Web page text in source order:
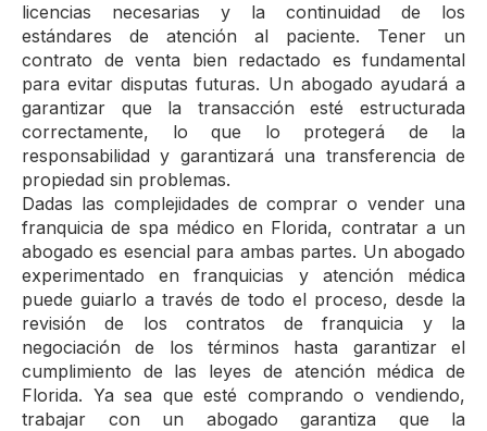
licencias necesarias y la continuidad de los
estándares de atención al paciente. Tener un
contrato de venta bien redactado es fundamental
para evitar disputas futuras. Un abogado ayudará a
garantizar que la transacción esté estructurada
correctamente, lo que lo protegerá de la
responsabilidad y garantizará una transferencia de
propiedad sin problemas.
Dadas las complejidades de comprar o vender una
franquicia de spa médico en Florida, contratar a un
abogado es esencial para ambas partes. Un abogado
experimentado en franquicias y atención médica
puede guiarlo a través de todo el proceso, desde la
revisión de los contratos de franquicia y la
negociación de los términos hasta garantizar el
cumplimiento de las leyes de atención médica de
Florida. Ya sea que esté comprando o vendiendo,
trabajar con un abogado garantiza que la